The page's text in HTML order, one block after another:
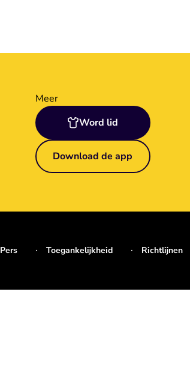
Meer
Word lid
Download de app
Pers Toegankelijkheid Richtlijnen